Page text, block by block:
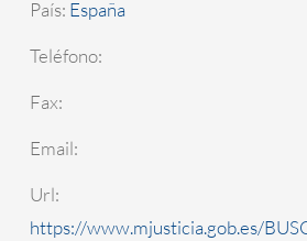
País: España
Teléfono:
Fax:
Email:
Url:
https://www.mjusticia.gob.es/